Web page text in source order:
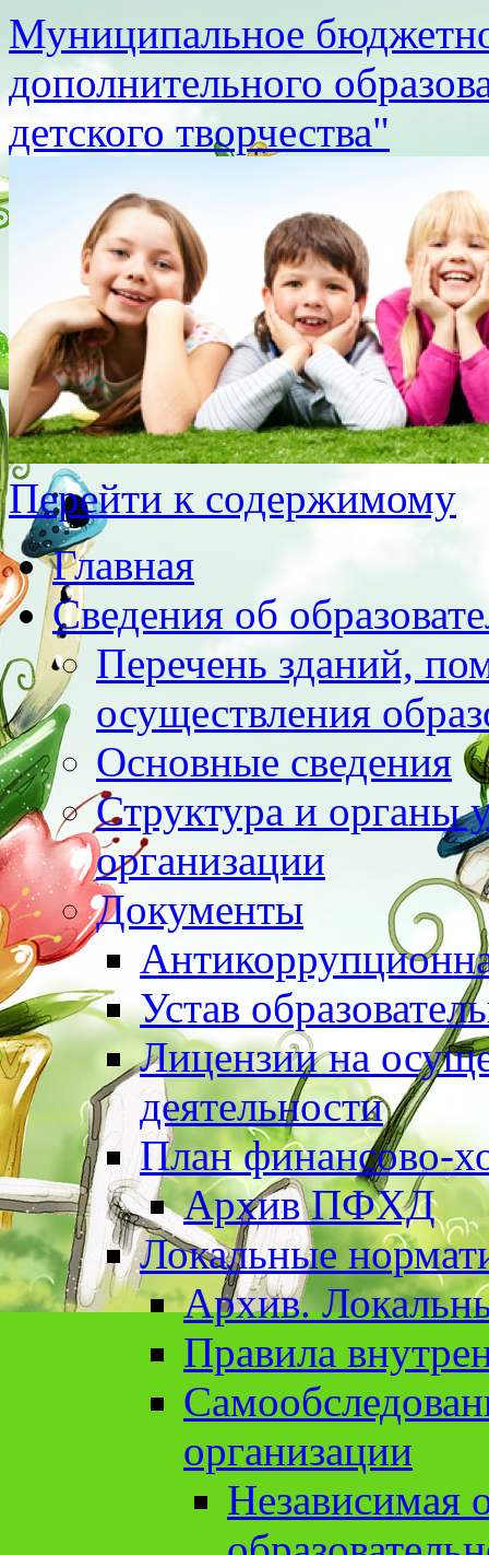
Муниципальное
дополнительного
детского творчества"
Перейти к содержимому
Главная
Сведения об
Перечень зданий,
осуществления
Основные сведения
Структура и органы
организации
Документы
Устав
Лицензии на
деятельности
План финансово-
Архив ПФХД
Локальные
Архив.
Правила
организации
Независимая